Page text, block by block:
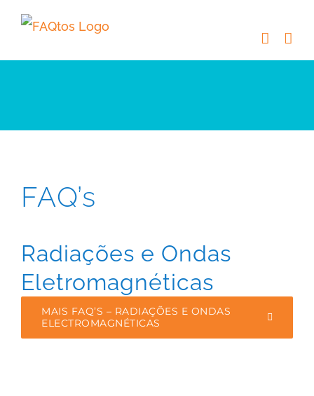
Skip
content
FAQ’s
Radiações e Ondas
Eletromagnéticas
MAIS FAQ’S – RADIAÇÕES E ONDAS
ELECTROMAGNÉTICAS